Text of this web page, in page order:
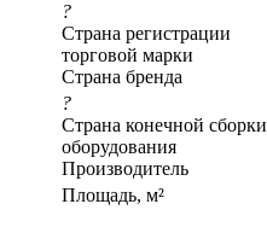
?
Страна регистрации
торговой марки
Страна бренда
?
Страна конечной сборки
оборудования
Производитель
Площадь, м²